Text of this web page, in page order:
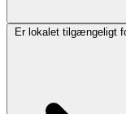
Er lokalet tilgængeligt